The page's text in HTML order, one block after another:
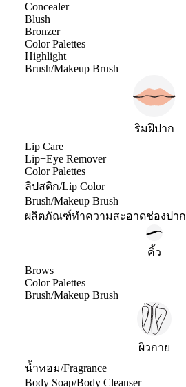
Concealer
Blush
Bronzer
Color Palettes
Highlight
Brush/Makeup Brush
ริมฝีปาก
Lip Care
Lip+Eye Remover
Color Palettes
ลิปสติก/Lip Color
Brush/Makeup Brush
ผลิตภัณฑ์ทำความสะอาดช่องปาก
คิ้ว
Brows
Color Palettes
Brush/Makeup Brush
ผิวกาย
น้ำหอม/Fragrance
Body Soap/Body Cleanser